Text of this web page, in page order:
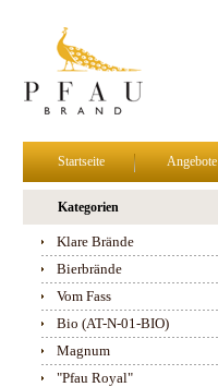
Startseite Angebote
Kategorien
Klare Brände
Bierbrände
Vom Fass
Bio (AT-N-01-BIO)
Magnum
"Pfau Royal"